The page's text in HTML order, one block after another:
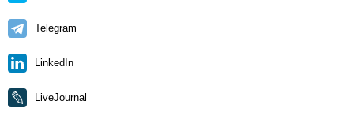
Telegram
LinkedIn
LiveJournal